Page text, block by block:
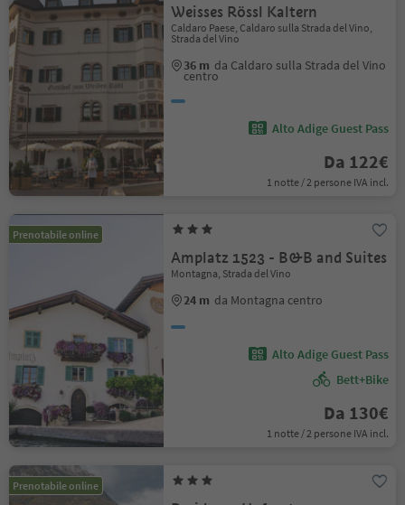
Weisses Rössl Kaltern
Caldaro Paese, Caldaro sulla Strada del Vino,
Strada del Vino
36 m da Caldaro sulla Strada del Vino
centro
Alto Adige Guest Pass
Da 122€
1 notte / 2 persone IVA incl.
Prenotabile online
Amplatz 1523 - B&B and Suites
Montagna, Strada del Vino
24 m da Montagna centro
Alto Adige Guest Pass
Bett+Bike
Da 130€
1 notte / 2 persone IVA incl.
Prenotabile online